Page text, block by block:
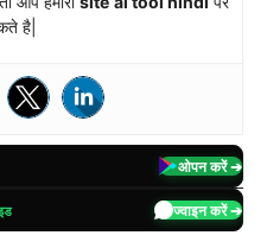
है|
ओपन करें ➔
ज्वाइन करें ➔